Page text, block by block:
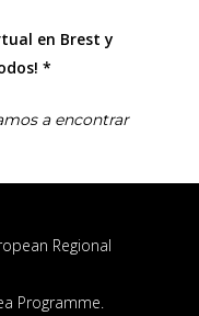
en Brest y
*
a encontrar
Regional
Programme.